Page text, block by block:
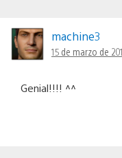
machine3
15 de marzo de
Genial!!!! ^^